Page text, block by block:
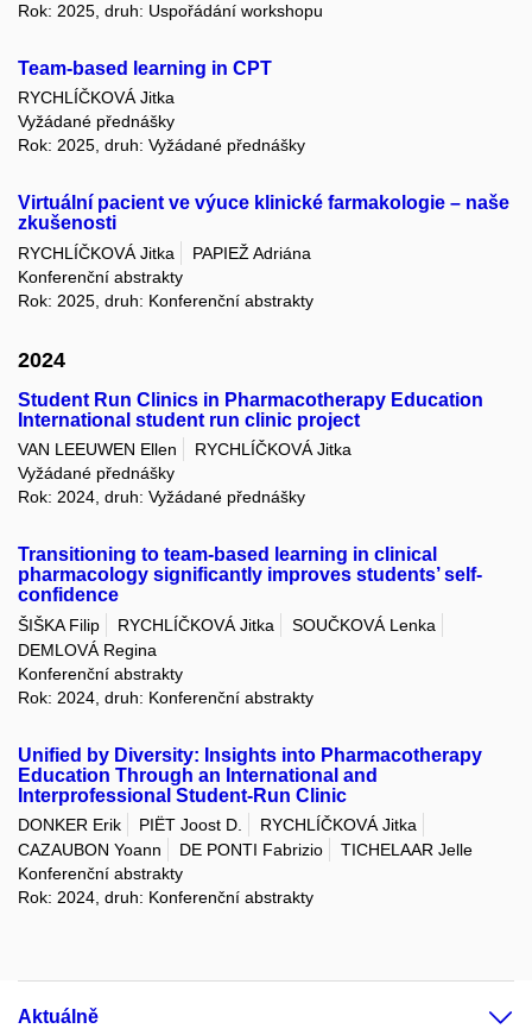
Rok: 2025, druh: Uspořádání workshopu
Team-based learning in CPT
RYCHLÍČKOVÁ Jitka
Vyžádané přednášky
Rok: 2025, druh: Vyžádané přednášky
Virtuální pacient ve výuce klinické farmakologie – naše
zkušenosti
RYCHLÍČKOVÁ Jitka
PAPIEŽ Adriána
Konferenční abstrakty
Rok: 2025, druh: Konferenční abstrakty
2024
Student Run Clinics in Pharmacotherapy Education
International student run clinic project
VAN LEEUWEN Ellen
RYCHLÍČKOVÁ Jitka
Vyžádané přednášky
Rok: 2024, druh: Vyžádané přednášky
Transitioning to team-based learning in clinical
pharmacology significantly improves students’ self-
confidence
ŠIŠKA Filip RYCHLÍČKOVÁ Jitka
SOUČKOVÁ Lenka
DEMLOVÁ Regina
Konferenční abstrakty
Rok: 2024, druh: Konferenční abstrakty
Unified by Diversity: Insights into Pharmacotherapy
Education Through an International and
Interprofessional Student-Run Clinic
DONKER Erik PIËT Joost D.
RYCHLÍČKOVÁ Jitka
CAZAUBON Yoann
DE PONTI Fabrizio
TICHELAAR Jelle
Konferenční abstrakty
Rok: 2024, druh: Konferenční abstrakty
Aktuálně